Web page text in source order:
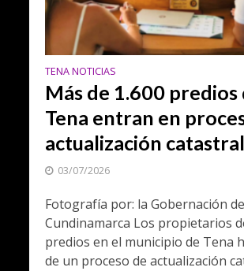
TENA NOTICIAS
Más de 1.600 predios
Tena entran en
actualización catastral
03/07/2026
Fotografía por: la Gobernación de
Cundinamarca Los propietarios
predios en el municipio de Tena
de un proceso de actualización